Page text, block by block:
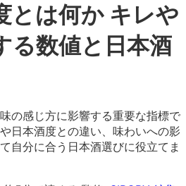
とは何か キレや
る数値と日本酒
の感じ方に影響する重要な指標で
日本酒度との違い、味わいへの影
自分に合う日本酒選びに役立てま